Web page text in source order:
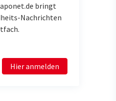
bringt
Nachrichten
Hier anmelden